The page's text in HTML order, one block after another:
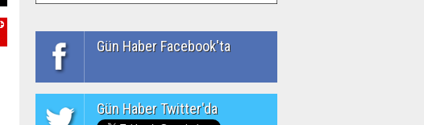
Gün Haber Facebook'ta
Gün Haber Twitter'da